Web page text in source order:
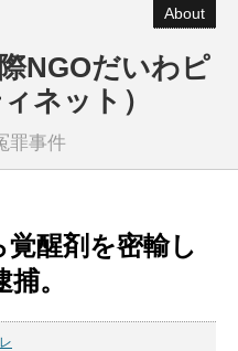
About
NGOだいわピ
ネット）
罪事件
醒剤を密輸し
。